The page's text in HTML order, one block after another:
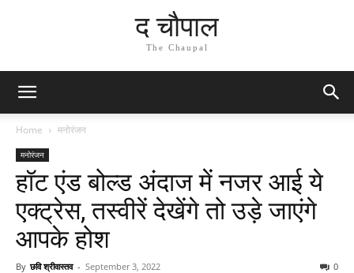
द चौपाल
The Chaupal
Home मनोरंजन
मनोरंजन
हॉट एंड बोल्ड अंदाज में नजर आई ये
एक्ट्रेस, तस्वीरें देखेंगे तो उड़े जाएंगे
आपके होश
By छवि श्रीवास्तव - September 3, 2022 0